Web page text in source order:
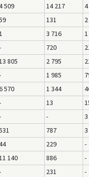
509 14 217
131
3 716
720
805 2 795
1 985
570 1 344
13
-
3
787
3
229
-
140 886
-
231
-